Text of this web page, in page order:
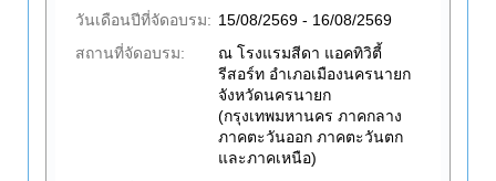
วันเดือนปีที่จัดอบรม: 15/08/2569 - 16/08/2569
สถานที่จัดอบรม:
ณ โรงแรมสีดา แอคทิวิตี้
รีสอร์ท อำเภอเมืองนครนายก
จังหวัดนครนายก
(กรุงเทพมหานคร ภาคกลาง
ภาคตะวันออก ภาคตะวันตก
และภาคเหนือ)